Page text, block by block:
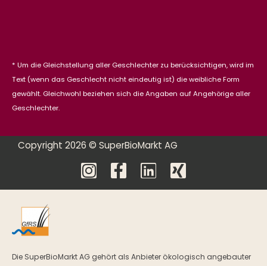
* Um die Gleichstellung aller Geschlechter zu berücksichtigen, wird im
Text (wenn das Geschlecht nicht eindeutig ist) die weibliche Form
gewählt. Gleichwohl beziehen sich die Angaben auf Angehörige aller
Geschlechter.
Copyright 2026 © SuperBioMarkt AG
Die SuperBioMarkt AG gehört als Anbieter ökologisch angebauter